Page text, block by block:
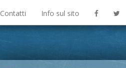
Contatti Info sul sito